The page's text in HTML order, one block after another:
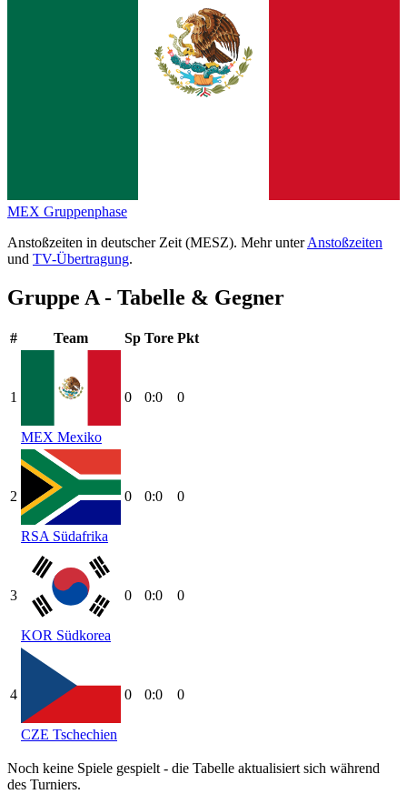
MEX Gruppenphase
Anstoßzeiten in deutscher Zeit (MESZ). Mehr unterAnstoßzeiten
und TV-Übertragung.
Gruppe A - Tabelle & Gegner
# Team Sp Tore Pkt
1
MEX Mexiko
0 0:0 0
2
RSA Südafrika
0 0:0 0
3
KOR Südkorea
0 0:0 0
4
CZE Tschechien
0 0:0 0
Noch keine Spiele gespielt - die Tabelle aktualisiert sich während
des Turniers.